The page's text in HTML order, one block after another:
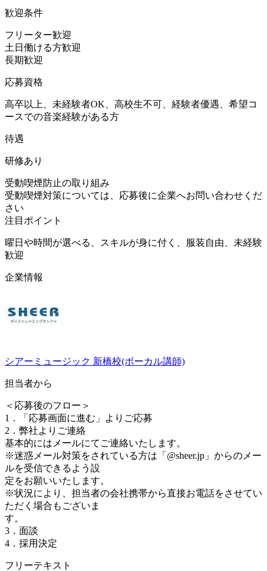
歓迎条件
フリーター歓迎
土日働ける方歓迎
長期歓迎
応募資格
高卒以上、未経験者OK、高校生不可、経験者優遇、希望コ
ースでの音楽経験がある方
待遇
研修あり
受動喫煙防止の取り組み
受動喫煙対策については、応募後に企業へお問い合わせくだ
さい
注目ポイント
曜日や時間が選べる、スキルが身に付く、服装自由、未経験
歓迎
企業情報
シアーミュージック 新橋校(ボーカル講師)
担当者から
＜応募後のフロー＞
1．「応募画面に進む」よりご応募
2．弊社よりご連絡
基本的にはメールにてご連絡いたします。
※迷惑メール対策をされている方は「@sheer.jp」からのメー
ルを受信できるよう設
定をお願いいたします。
※状況により、担当者の会社携帯から直接お電話をさせてい
ただく場合もございま
す。
3．面談
4．採用決定
フリーテキスト